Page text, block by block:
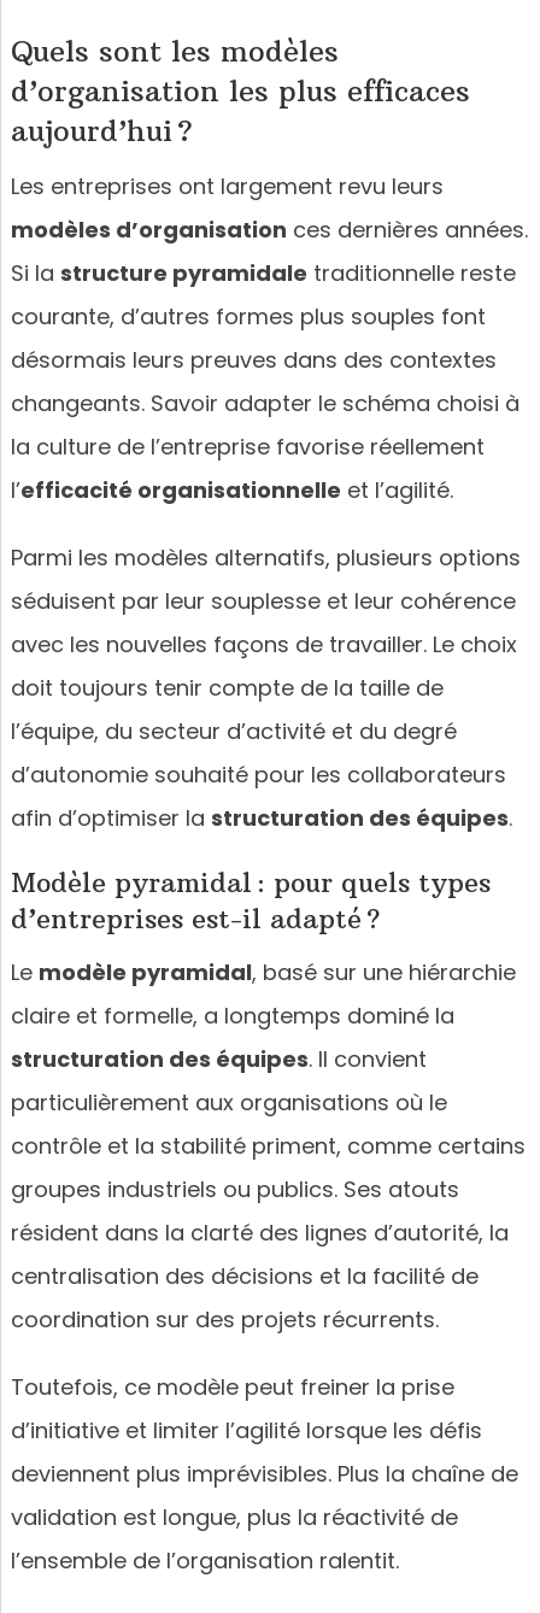
Quels sont les modèles
d’organisation les plus efficaces
aujourd’hui ?
Les entreprises ont largement revu leurs
modèles d’organisation ces dernières années.
Si la structure pyramidale traditionnelle reste
courante, d’autres formes plus souples font
désormais leurs preuves dans des contextes
changeants. Savoir adapter le schéma choisi à
la culture de l’entreprise favorise réellement
l’efficacité organisationnelle et l’agilité.
Parmi les modèles alternatifs, plusieurs options
séduisent par leur souplesse et leur cohérence
avec les nouvelles façons de travailler. Le choix
doit toujours tenir compte de la taille de
l’équipe, du secteur d’activité et du degré
d’autonomie souhaité pour les collaborateurs
afin d’optimiser la structuration des équipes.
Modèle pyramidal : pour quels types
d’entreprises est-il adapté ?
Le modèle pyramidal, basé sur une hiérarchie
claire et formelle, a longtemps dominé la
structuration des équipes. Il convient
particulièrement aux organisations où le
contrôle et la stabilité priment, comme certains
groupes industriels ou publics. Ses atouts
résident dans la clarté des lignes d’autorité, la
centralisation des décisions et la facilité de
coordination sur des projets récurrents.
Toutefois, ce modèle peut freiner la prise
d’initiative et limiter l’agilité lorsque les défis
deviennent plus imprévisibles. Plus la chaîne de
validation est longue, plus la réactivité de
l’ensemble de l’organisation ralentit.